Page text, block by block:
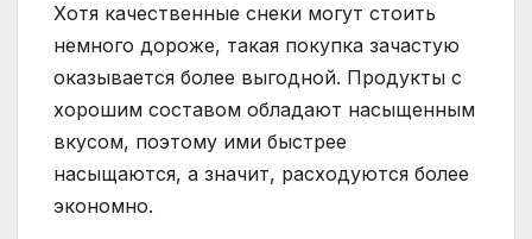
Хотя качественные снеки могут стоить
немного дороже, такая покупка зачастую
оказывается более выгодной. Продукты с
хорошим составом обладают насыщенным
вкусом, поэтому ими быстрее
насыщаются, а значит, расходуются более
экономно.